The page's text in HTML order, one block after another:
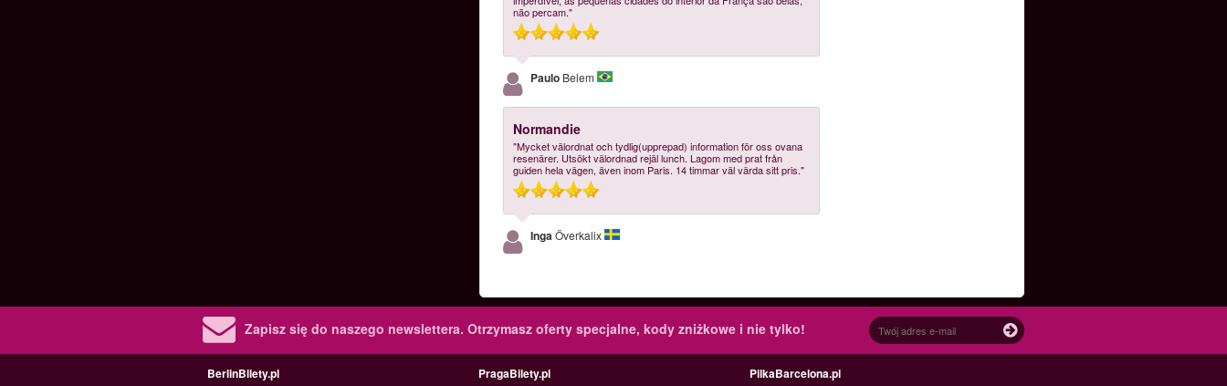
não percam."
Paulo Belem
Normandie
"Mycket välordnat och tydlig(upprepad) information för oss ovana
resenärer. Utsökt välordnad rejäl lunch. Lagom med prat från
guiden hela vägen, även inom Paris. 14 timmar väl värda sitt pris."
IngaÖverkalix
Zapisz się do naszego newslettera. Otrzymasz oferty specjalne, kody zniżkowe i nie tylko!
BerlinBilety.pl PragaBilety.pl
PilkaBarcelona.pl